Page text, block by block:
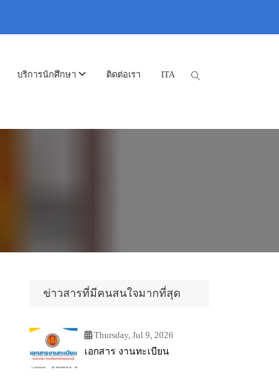
บริการนักศึกษา ติดต่อเรา ITA
ข่าวสารที่มีคนสนใจมากที่สุด
Thursday, Jul 9, 2026
เอกสาร งานทะเบียน